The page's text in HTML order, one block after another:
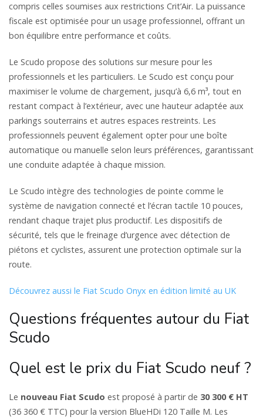
compris celles soumises aux restrictions Crit’Air. La puissance
fiscale est optimisée pour un usage professionnel, offrant un
bon équilibre entre performance et coûts.
Le Scudo propose des solutions sur mesure pour les
professionnels et les particuliers. Le Scudo est conçu pour
maximiser le volume de chargement, jusqu’à 6,6 m³, tout en
restant compact à l’extérieur, avec une hauteur adaptée aux
parkings souterrains et autres espaces restreints. Les
professionnels peuvent également opter pour une boîte
automatique ou manuelle selon leurs préférences, garantissant
une conduite adaptée à chaque mission.
Le Scudo intègre des technologies de pointe comme le
système de navigation connecté et l’écran tactile 10 pouces,
rendant chaque trajet plus productif. Les dispositifs de
sécurité, tels que le freinage d’urgence avec détection de
piétons et cyclistes, assurent une protection optimale sur la
route.
Découvrez aussi le Fiat Scudo Onyx en édition limité au UK
Questions fréquentes autour du Fiat
Scudo
Quel est le prix du Fiat Scudo neuf ?
Le nouveau Fiat Scudo est proposé à partir de 30 300 € HT
(36 360 € TTC) pour la version BlueHDi 120 Taille M. Les